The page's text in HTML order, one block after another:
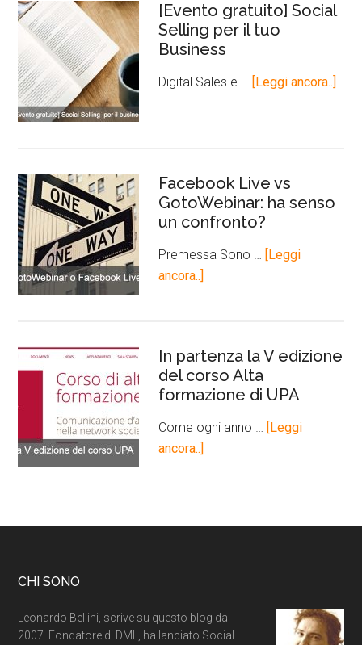
[Evento gratuito] Social
Selling per il tuo
Business
Digital Sales e … [Leggi ancora..]
Facebook Live vs
GotoWebinar: ha senso
un confronto?
Premessa Sono …
[Leggi
ancora..]
In partenza la V edizione
del corso Alta
formazione di UPA
Come ogni anno …
[Leggi
ancora..]
CHI SONO
Leonardo Bellini, scrive su questo blog dal
2007. Fondatore di DML, ha lanciato Social